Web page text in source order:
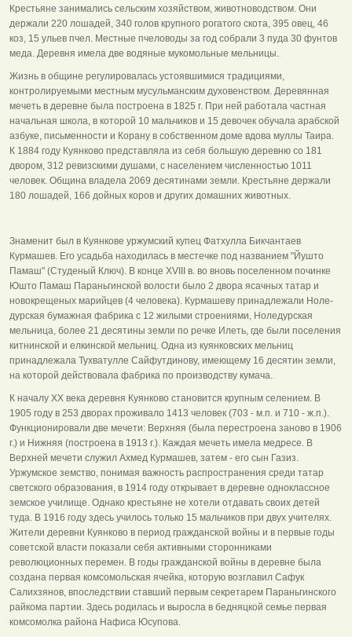
Крестьяне занимались сельским хозяйством, животноводством. Они
держали 220 лошадей, 340 голов крупного рогатого скота, 395 овец, 46
коз, 15 ульев пчел. Местные пчеловоды за год собрали 3 пуда 30 фунтов
меда. Деревня имела две водяные мукомольные мельницы.
Жизнь в общине регулировалась устоявшимися традициями,
контролируемыми местным мусульманским духовенством. Деревянная
мечеть в деревне была построена в 1825 г. При ней работала частная
начальная школа, в которой 10 мальчиков и 15 девочек обучала арабской
азбуке, письменности и Корану в собственном доме вдова муллы Таира.
К 1884 году Куянково представляла из себя большую деревню со 181
двором, 312 ревизскими душами, с населением численностью 1011
человек. Община владела 2069 десятинами земли. Крестьяне держали
180 лошадей, 166 дойных коров и других домашних животных.
Знаменит был в Куянкове уржумский купец Фатхулла Бикчантаев
Курмашев. Его усадьба находилась в местечке под названием "Йушто
Памаш" (Студеный Ключ). В конце XVIII в. во вновь поселенном починке
Юшто Памаш Параньгинской волости было 2 двора ясачных татар и
новокрещеных марийцев (4 человека). Курмашеву принадлежали Ноле-
дурская бумажная фабрика с 12 жилыми строениями, Ноледурская
мельница, более 21 десятины земли по речке Илеть, где были поселения
китнинской и елкинской мельниц. Одна из куянковских мельниц
принадлежала Тухватулле Сайфутдинову, имеющему 16 десятин земли,
на которой действовала фабрика по производству кумача.
К началу XX века деревня Куянково становится крупным селением. В
1905 году в 253 дворах проживало 1413 человек (703 - м.п. и 710 - ж.п.).
Функционировали две мечети: Верхняя (была перестроена заново в 1906
г.) и Нижняя (построена в 1913 г.). Каждая мечеть имела медресе. В
Верхней мечети служил Ахмед Курмашев, затем - его сын Газиз.
Уржумское земство, понимая важность распространения среди татар
светского образования, в 1914 году открывает в деревне одноклассное
земское училище. Однако крестьяне не хотели отдавать своих детей
туда. В 1916 году здесь училось только 15 мальчиков при двух учителях.
Жители деревни Куянково в период гражданской войны и в первые годы
советской власти показали себя активными сторонниками
революционных перемен. В годы гражданской войны в деревне была
создана первая комсомольская ячейка, которую возглавил Сафук
Салихзянов, впоследствии ставший первым секретарем Параньгинского
райкома партии. Здесь родилась и выросла в бедняцкой семье первая
комсомолка района Нафиса Юсупова.